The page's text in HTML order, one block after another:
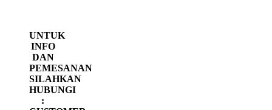
UNTUK
INFO
DAN
PEMESANAN
SILAHKAN
HUBUNGI
: